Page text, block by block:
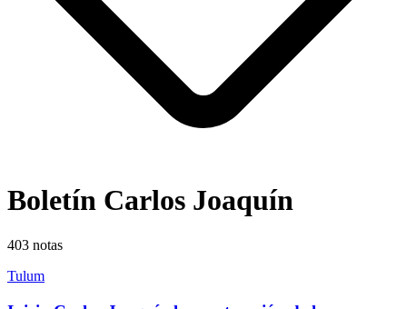
Boletín Carlos Joaquín
403 notas
Tulum